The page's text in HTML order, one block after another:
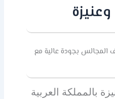
المجالس بجودة عالية مع
بالمملكة العربية